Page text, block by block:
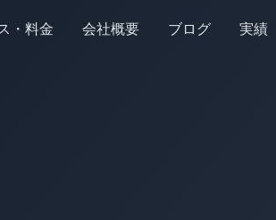
・料金 会社概要 ブログ 実績